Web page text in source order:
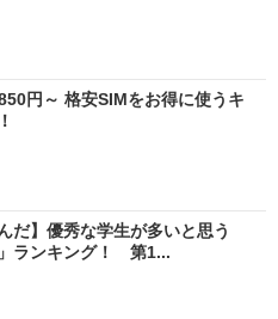
円～ 格安SIMをお得に使うキ
だ】優秀な学生が多いと思う
」ランキング！ 第1...